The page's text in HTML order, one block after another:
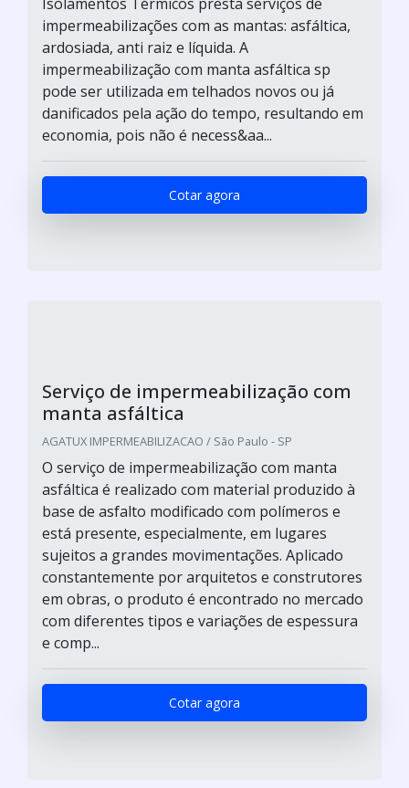
impermeabilizações com as mantas: asfáltica,
ardosiada, anti raiz e líquida. A
impermeabilização com manta asfáltica sp
pode ser utilizada em telhados novos ou já
danificados pela ação do tempo, resultando em
economia, pois não é necess&aa...
Cotar agora
Serviço de impermeabilização com
manta asfáltica
AGATUX IMPERMEABILIZACAO / São Paulo - SP
O serviço de impermeabilização com manta
asfáltica é realizado com material produzido à
base de asfalto modificado com polímeros e
está presente, especialmente, em lugares
sujeitos a grandes movimentações. Aplicado
constantemente por arquitetos e construtores
em obras, o produto é encontrado no mercado
com diferentes tipos e variações de espessura
e comp...
Cotar agora